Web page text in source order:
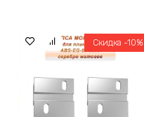
600,00 ₽.
Скидка -10%